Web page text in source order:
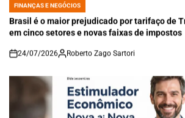
POSTED
IN
FINANÇAS E NEGÓCIOS
Brasil é o maior prejudicado por tarifaço de
em cinco setores e novas faixas de impostos
on
24/07/2026 Roberto Zago Sartori